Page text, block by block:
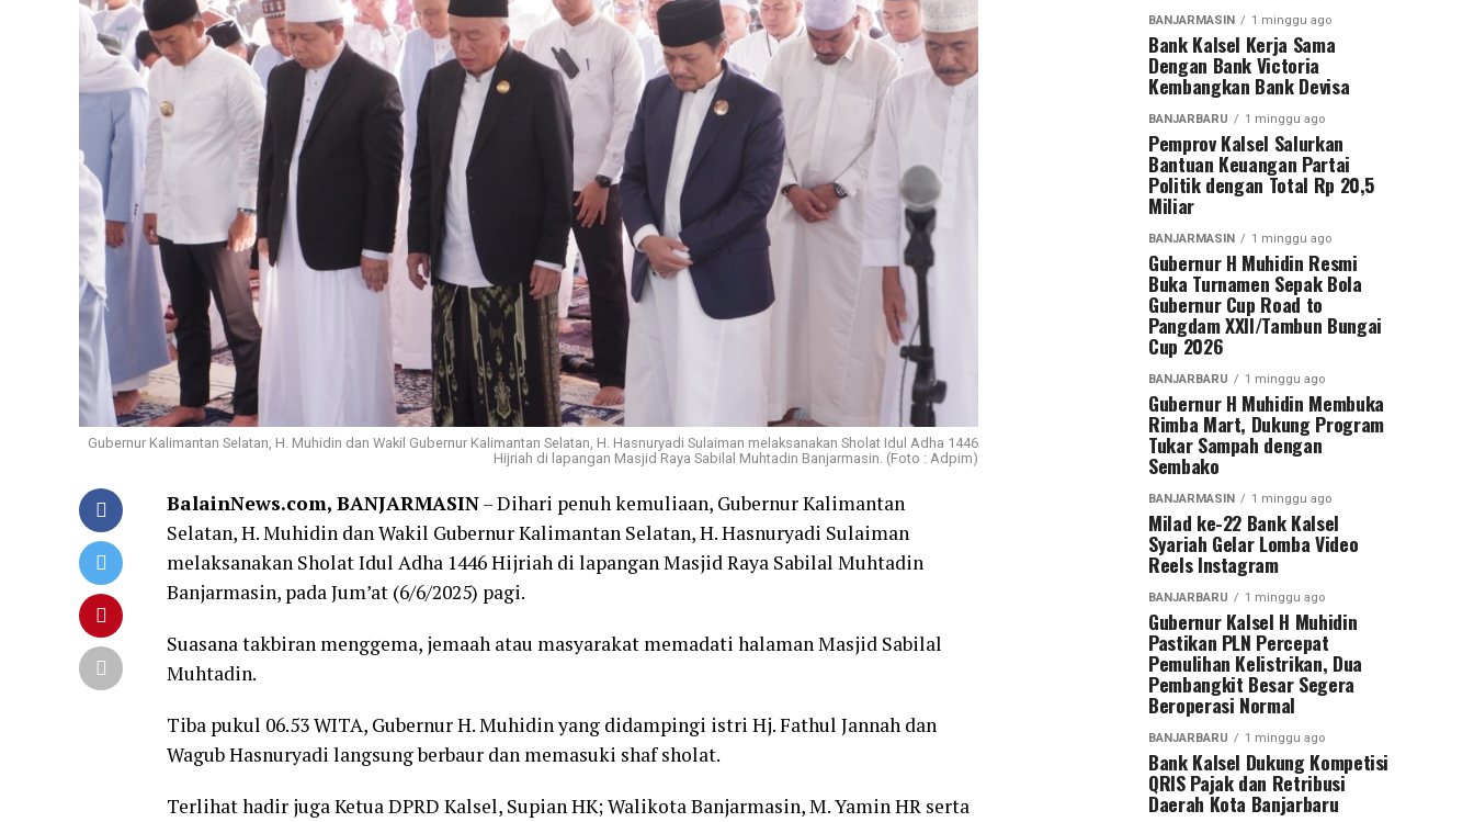
Gubernur Kalimantan Selatan, H. Muhidin dan Wakil Gubernur Kalimantan Selatan, H. Hasnuryadi Sulaiman melaksanakan Sholat Idul Adha 1446
Hijriah di lapangan Masjid Raya Sabilal Muhtadin Banjarmasin. (Foto : Adpim)
BalainNews.com, BANJARMASIN– Dihari penuh kemuliaan, Gubernur Kalimantan
Selatan, H. Muhidin dan Wakil Gubernur Kalimantan Selatan, H. Hasnuryadi Sulaiman
melaksanakan Sholat Idul Adha 1446 Hijriah di lapangan Masjid Raya Sabilal Muhtadin
Banjarmasin, pada Jum’at (6/6/2025) pagi.
Suasana takbiran menggema, jemaah atau masyarakat memadati halaman Masjid Sabilal
Muhtadin.
Tiba pukul 06.53 WITA, Gubernur H. Muhidin yang didampingi istri Hj. Fathul Jannah dan
Wagub Hasnuryadi langsung berbaur dan memasuki shaf sholat.
Terlihat hadir juga Ketua DPRD Kalsel, Supian HK; Walikota Banjarmasin, M. Yamin HR serta
BANJARMASIN 1 minggu ago
Bank Kalsel Kerja Sama
Dengan Bank Victoria
Kembangkan Bank Devisa
BANJARBARU 1 minggu ago
Pemprov Kalsel Salurkan
Bantuan Keuangan Partai
Politik dengan Total Rp 20,5
Miliar
BANJARMASIN 1 minggu ago
Gubernur H Muhidin Resmi
Buka Turnamen Sepak Bola
Gubernur Cup Road to
Pangdam XXII/Tambun Bungai
Cup 2026
BANJARBARU 1 minggu ago
Gubernur H Muhidin Membuka
Rimba Mart, Dukung Program
Tukar Sampah dengan
Sembako
BANJARMASIN 1 minggu ago
Milad ke-22 Bank Kalsel
Syariah Gelar Lomba Video
Reels Instagram
BANJARBARU 1 minggu ago
Gubernur Kalsel H Muhidin
Pastikan PLN Percepat
Pemulihan Kelistrikan, Dua
Pembangkit Besar Segera
Beroperasi Normal
BANJARBARU 1 minggu ago
Bank Kalsel Dukung Kompetisi
QRIS Pajak dan Retribusi
Daerah Kota Banjarbaru